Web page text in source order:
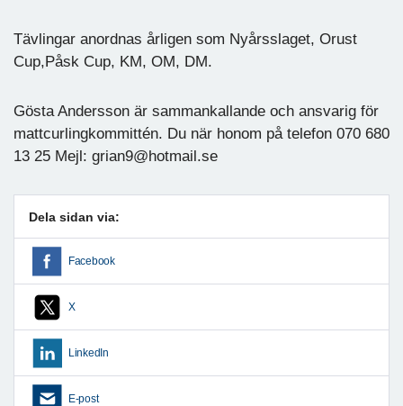
Tävlingar anordnas årligen som Nyårsslaget, Orust
Cup,Påsk Cup, KM, OM, DM.
Gösta Andersson är sammankallande och ansvarig för
mattcurlingkommittén. Du när honom på telefon 070 680
13 25 Mejl: grian9@hotmail.se
Dela sidan via:
Facebook
X
LinkedIn
E-post